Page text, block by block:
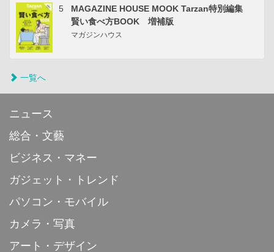
5
MAGAZINE HOUSE MOOK Tarzan特別編集
賢い食べ方BOOK 増補版
マガジンハウス
一覧へ
ニュース
総合・文藝
ビジネス・マネー
ガジェット・トレンド
パソコン・モバイル
カメラ・写真
アート・デザイン